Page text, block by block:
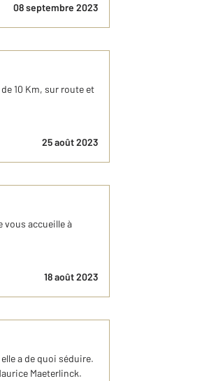
08 septembre 2023
10 Km, sur route et
25 août 2023
vous accueille à
18 août 2023
a de quoi séduire.
Maeterlinck.